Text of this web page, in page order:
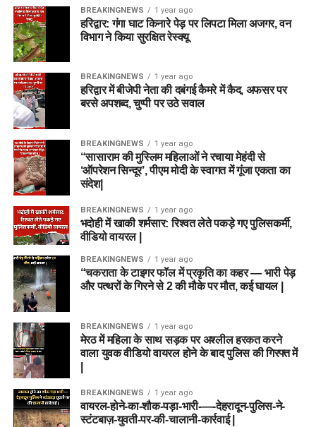
BREAKINGNEWS 1 year ago
हरिद्वार: गंगा घाट किनारे पेड़ पर लिपटा मिला अजगर, वन
विभाग ने किया सुरक्षित रेस्क्यू
BREAKINGNEWS 1 year ago
हरिद्वार में बीजेपी नेता की दबंगई कैमरे में कैद, अफसर पर
बरसे अपशब्द, चुप्पी पर उठे सवाल
BREAKINGNEWS 1 year ago
“सासाराम की मुस्लिम महिलाओं ने रचाया मेहंदी से
‘ऑपरेशन सिन्दूर’, पीएम मोदी के स्वागत में गूंजा एकता का
संदेश|
BREAKINGNEWS 1 year ago
भदोही में खाकी शर्मसार: रिश्वत लेते पकड़े गए पुलिसकर्मी,
वीडियो वायरल |
BREAKINGNEWS 1 year ago
“चकराता के टाइगर फॉल में प्रकृति का कहर — भारी पेड़
और पत्थरों के गिरने से 2 की मौके पर मौत, कई घायल |
BREAKINGNEWS 1 year ago
मेरठ में महिला के साथ सड़क पर अश्लील हरकत करने
वाला युवक वीडियो वायरल होने के बाद पुलिस की गिरफ्त में
BREAKINGNEWS 1 year ago
वायरल-होने-का-शौक-पड़ा-भारी-—-देहरादून-पुलिस-ने-
स्टंटबाज़-युवती-पर-की-चालानी-कार्रवाई |